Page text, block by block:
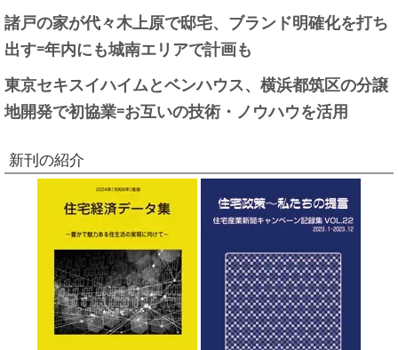
諸戸の家が代々木上原で邸宅、ブランド明確化を打ち
出す=年内にも城南エリアで計画も
東京セキスイハイムとベンハウス、横浜都筑区の分譲
地開発で初協業=お互いの技術・ノウハウを活用
新刊の紹介